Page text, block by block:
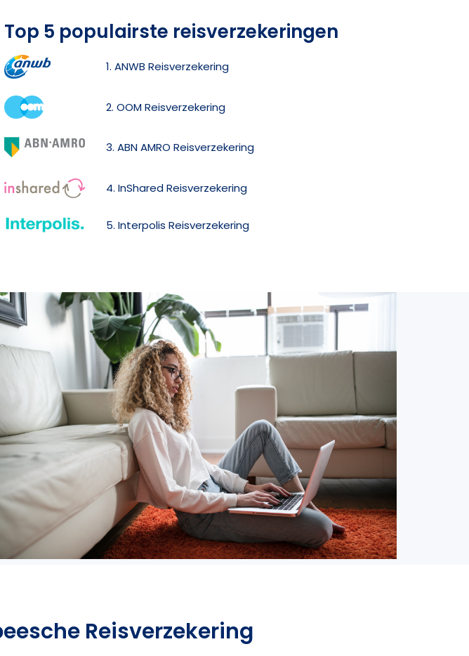
Top 5 populairste reisverzekeringen
1. ANWB Reisverzekering
2. OOM Reisverzekering
3. ABN AMRO Reisverzekering
4. InShared Reisverzekering
5. Interpolis Reisverzekering
Reisverzekering